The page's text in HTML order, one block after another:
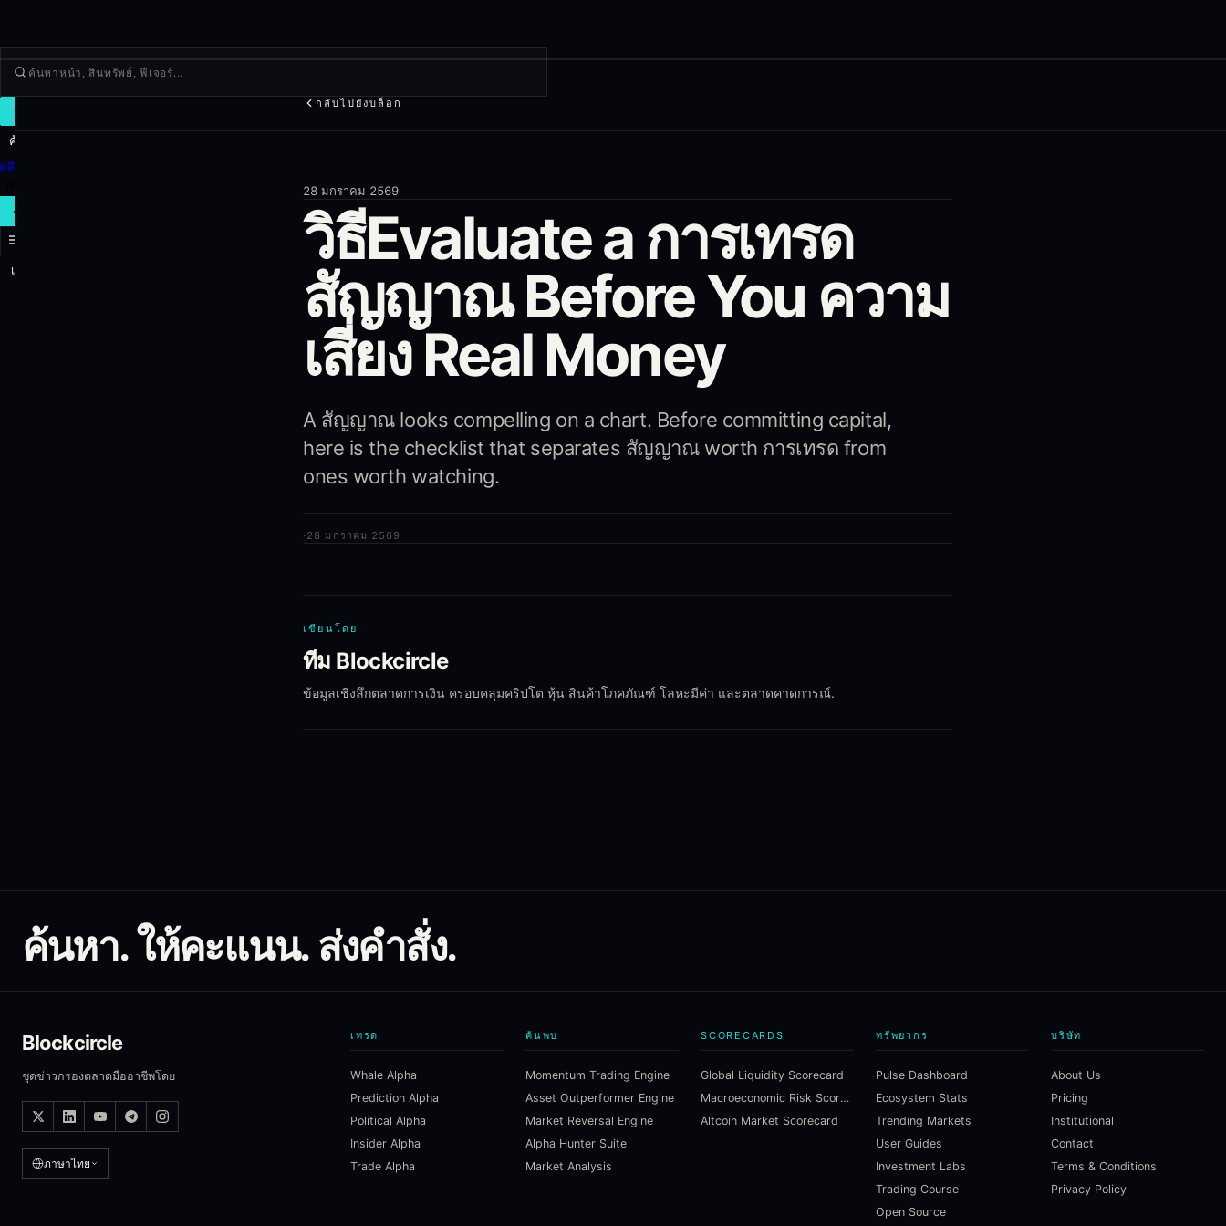
เทรด
ค้นพบ
ผลิตภัณฑ์
เข้าสู่ระบบ
กลับไปยังบล็อก
28 มกราคม 2569
วิธีEvaluate a การเทรด
สัญญาณ Before You ความ
เสี่ยง Real Money
A สัญญาณ looks compelling on a chart. Before committing capital,
here is the checklist that separates สัญญาณ worth การเทรด from
ones worth watching.
· 28 มกราคม 2569
เขียนโดย
ทีม Blockcircle
ข้อมูลเชิงลึกตลาดการเงิน ครอบคลุมคริปโต หุ้น สินค้าโภคภัณฑ์ โลหะมีค่า และตลาดคาดการณ์.
ค้นหา. ให้คะแนน. ส่งคำสั่ง.
Blockcircle
ชุดข่าวกรองตลาดมืออาชีพโดย
ภาษาไทย
เทรด
Whale Alpha
Prediction Alpha
Political Alpha
Insider Alpha
Trade Alpha
ค้นพบ
Momentum Trading Engine
Asset Outperformer Engine
Market Reversal Engine
Alpha Hunter Suite
Market Analysis
SCORECARDS
Global Liquidity Scorecard
Macroeconomic Risk Scorecard
Altcoin Market Scorecard
ทรัพยากร
Pulse Dashboard
Ecosystem Stats
Trending Markets
User Guides
Investment Labs
Trading Course
Open Source
บริษัท
About Us
Pricing
Institutional
Contact
Terms & Conditions
Privacy Policy